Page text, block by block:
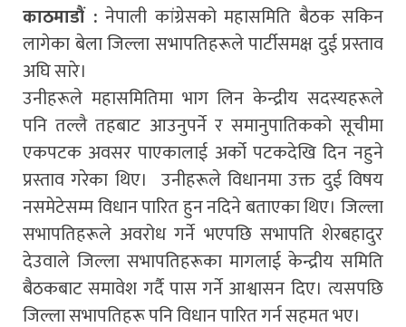
काठमाडौं : नेपाली कांग्रेसको महासमिति बैठक सकिन
लागेका बेला जिल्ला सभापतिहरूले पार्टीसमक्ष दुई प्रस्ताव
अघि सारे।
उनीहरूले महासमितिमा भाग लिन केन्द्रीय सदस्यहरूले
पनि तल्लै तहबाट आउनुपर्ने र समानुपातिकको सूचीमा
एकपटक अवसर पाएकालाई अर्को पटकदेखि दिन नहुने
प्रस्ताव गरेका थिए। उनीहरूले विधानमा उक्त दुई विषय
नसमेटेसम्म विधान पारित हुन नदिने बताएका थिए। जिल्ला
सभापतिहरूले अवरोध गर्ने भएपछि सभापति शेरबहादुर
देउवाले जिल्ला सभापतिहरूका मागलाई केन्द्रीय समिति
बैठकबाट समावेश गर्दै पास गर्ने आश्वासन दिए। त्यसपछि
जिल्ला सभापतिहरू पनि विधान पारित गर्न सहमत भए।